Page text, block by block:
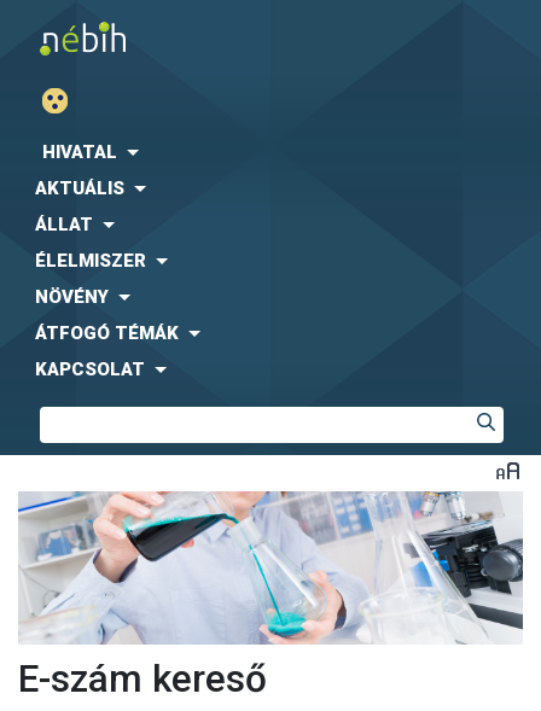
HIVATAL
AKTUÁLIS
ÁLLAT
ÉLELMISZER
NÖVÉNY
ÁTFOGÓ TÉMÁK
KAPCSOLAT
E-szám kereső